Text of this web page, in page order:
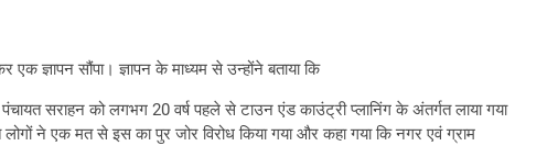
ज्ञापन सौंपा। ज्ञापन के माध्यम से उन्होंने बताया कि
सराहन को लगभग 20 वर्ष पहले से टाउन एंड काउंट्री प्लानिंग के अंतर्गत लाया गया
ने एक मत से इस का पुर जोर विरोध किया गया और कहा गया कि नगर एवं ग्राम